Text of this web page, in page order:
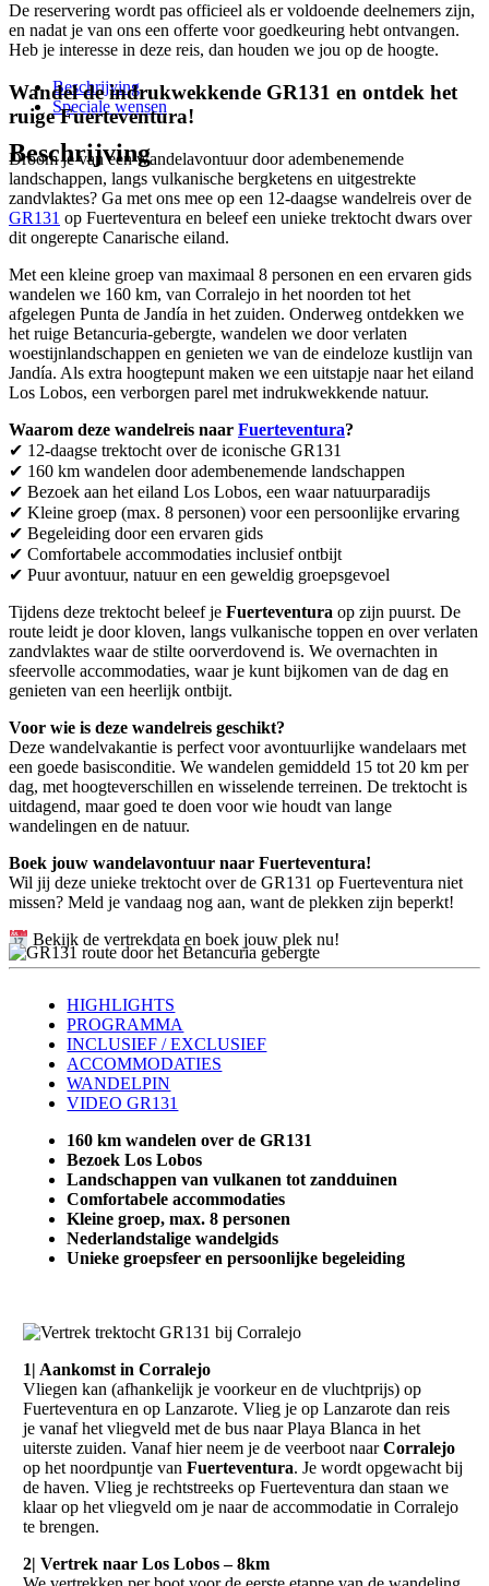
De reservering wordt pas officieel als er voldoende deelnemers zijn,
en nadat je van ons een offerte voor goedkeuring hebt ontvangen.
Heb je interesse in deze reis, dan houden we jou op de hoogte.
Beschrijving
Speciale wensen
Beschrijving
Wandel de indrukwekkende GR131 en ontdek het
ruige Fuerteventura!
Droom je van een wandelavontuur door adembenemende
landschappen, langs vulkanische bergketens en uitgestrekte
zandvlaktes? Ga met ons mee op een 12-daagse wandelreis over de
GR131 op Fuerteventura en beleef een unieke trektocht dwars over
dit ongerepte Canarische eiland.
Met een kleine groep van maximaal 8 personen en een ervaren gids
wandelen we 160 km, van Corralejo in het noorden tot het
afgelegen Punta de Jandía in het zuiden. Onderweg ontdekken we
het ruige Betancuria-gebergte, wandelen we door verlaten
woestijnlandschappen en genieten we van de eindeloze kustlijn van
Jandía. Als extra hoogtepunt maken we een uitstapje naarhet eiland
Los Lobos, een verborgen parel met indrukwekkende natuur.
Waarom deze wandelreis naar Fuerteventura?
✔ 12-daagse trektocht over de iconische GR131
✔ 160 km wandelen door adembenemende landschappen
✔ Bezoek aan het eiland Los Lobos, een waar natuurparadijs
✔ Kleine groep (max. 8 personen) voor een persoonlijke ervaring
✔ Begeleiding door een ervaren gids
✔ Comfortabele accommodaties inclusief ontbijt
✔ Puur avontuur, natuur en een geweldig groepsgevoel
Tijdens deze trektocht beleef je Fuerteventura op zijn puurst. De
route leidt je door kloven, langs vulkanische toppen en over verlaten
zandvlaktes waar de stilte oorverdovend is. We overnachten in
sfeervolle accommodaties, waar je kunt bijkomen van de dag en
genieten van een heerlijk ontbijt.
Voor wie is deze wandelreis geschikt?
Deze wandelvakantie is perfect voor avontuurlijke wandelaars met
een goede basisconditie. We wandelen gemiddeld 15 tot 20 km per
dag, met hoogteverschillen en wisselende terreinen. De trektocht is
uitdagend, maar goed te doen voor wie houdt van lange
wandelingen en de natuur.
Boek jouw wandelavontuur naar Fuerteventura!
Wil jij deze unieke trektocht over de GR131 op Fuerteventura niet
missen? Meld je vandaag nog aan, want de plekken zijn beperkt!
Bekijk de vertrekdata en boek jouw plek nu!
HIGHLIGHTS
PROGRAMMA
INCLUSIEF / EXCLUSIEF
ACCOMMODATIES
WANDELPIN
VIDEO GR131
160 km wandelen over de GR131
Bezoek Los Lobos
Landschappen van vulkanen tot zandduinen
Comfortabele accommodaties
Kleine groep, max. 8 personen
Nederlandstalige wandelgids
Unieke groepsfeer en persoonlijke begeleiding
1| Aankomst in Corralejo
Vliegen kan (afhankelijk je voorkeur en de vluchtprijs) op
Fuerteventura en op Lanzarote. Vlieg je op Lanzarote dan reis
je vanaf het vliegveld met de bus naar Playa Blanca in het
uiterste zuiden. Vanaf hier neem je de veerboot naarCorralejo
op het noordpuntje vanFuerteventura. Je wordt opgewacht bij
de haven. Vlieg je rechtstreeks op Fuerteventura dan staan we
klaar op het vliegveld om je naar de accommodatie in Corralejo
te brengen.
2| Vertrek naar Los Lobos – 8km